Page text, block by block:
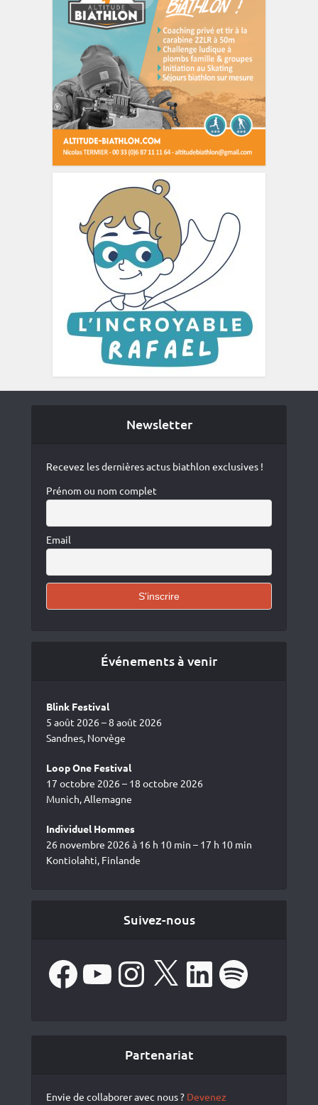
Newsletter
Recevez les dernières actus biathlon exclusives !
Prénom ou nom complet
Email
Événements à venir
Blink Festival
5 août 2026 – 8 août 2026
Sandnes, Norvège
Loop One Festival
17 octobre 2026 – 18 octobre 2026
Munich, Allemagne
Individuel Hommes
26 novembre 2026 à 16 h 10 min – 17 h 10 min
Kontiolahti, Finlande
Suivez-nous
Facebook Instagram LinkedIn Spotify
Partenariat
Envie de collaborer avec nous ? Devenez